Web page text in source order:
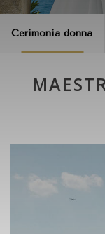
Cerimonia donna